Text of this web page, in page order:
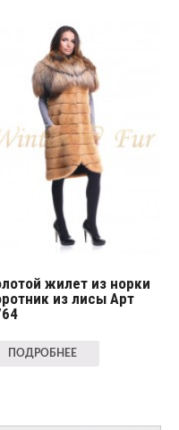
жилет из норки
из лисы Арт
ПОДРОБНЕЕ